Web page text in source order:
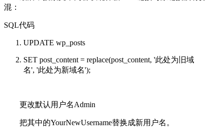
混：
SQL代码
UPDATE wp_posts
SET post_content = replace(post_content, '此处为旧域
名', '此处为新域名');
更改默认用户名Admin
把其中的YourNewUsername替换成新用户名。